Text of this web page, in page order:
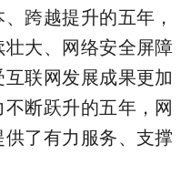
跨越提升的五年，
大、网络安全屏障
联网发展成果更加
断跃升的五年，网
了有力服务、支撑